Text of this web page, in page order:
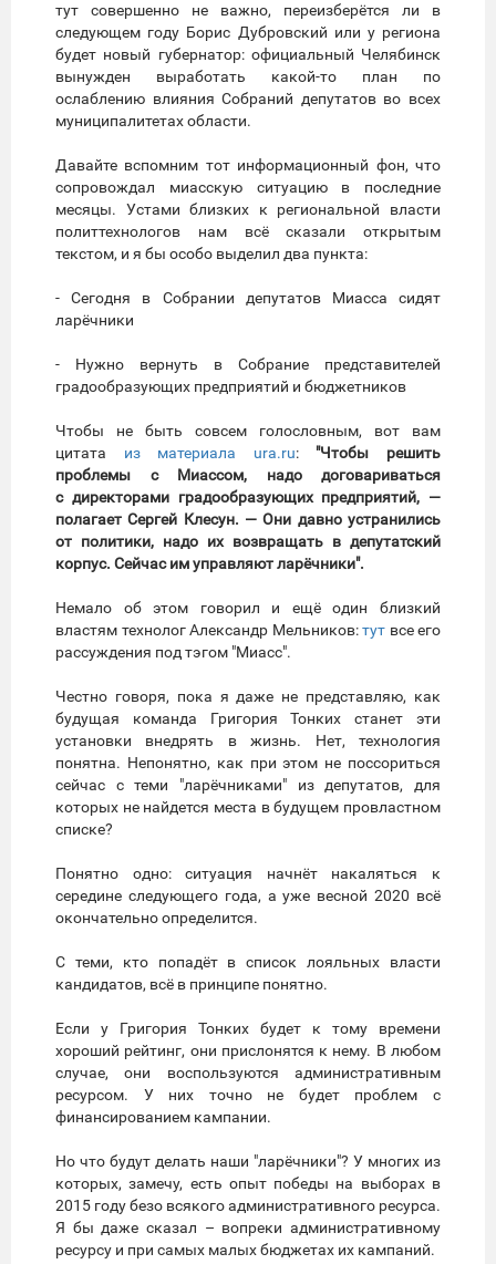
тут совершенно не важно, переизберётся ли в
следующем году Борис Дубровский или у региона
будет новый губернатор: официальный Челябинск
вынужден выработать какой-то план по
ослаблению влияния Собраний депутатов во всех
муниципалитетах области.
Давайте вспомним тот информационный фон, что
сопровождал миасскую ситуацию в последние
месяцы. Устами близких к региональной власти
политтехнологов нам всё сказали открытым
текстом, и я бы особо выделил два пункта:
- Сегодня в Собрании депутатов Миасса сидят
ларёчники
- Нужно вернуть в Собрание представителей
градообразующих предприятий и бюджетников
Чтобы не быть совсем голословным, вот вам
цитата из материала ura.ru: "Чтобы решить
проблемы с Миассом, надо договариваться
с директорами градообразующих предприятий, —
полагает Сергей Клесун. — Они давно устранились
от политики, надо их возвращать в депутатский
корпус. Сейчас им управляют ларёчники".
Немало об этом говорил и ещё один близкий
властям технолог Александр Мельников:тут все его
рассуждения под тэгом "Миасс".
Честно говоря, пока я даже не представляю, как
будущая команда Григория Тонких станет эти
установки внедрять в жизнь. Нет, технология
понятна. Непонятно, как при этом не поссориться
сейчас с теми "ларёчниками" из депутатов, для
которых не найдется места в будущем провластном
списке?
Понятно одно: ситуация начнёт накаляться к
середине следующего года, а уже весной 2020 всё
окончательно определится.
С теми, кто попадёт в список лояльных власти
кандидатов, всё в принципе понятно.
Если у Григория Тонких будет к тому времени
хороший рейтинг, они прислонятся к нему. В любом
случае, они воспользуются административным
ресурсом. У них точно не будет проблем с
финансированием кампании.
Но что будут делать наши "ларёчники"? У многих из
которых, замечу, есть опыт победы на выборах в
2015 году безо всякого административного ресурса.
Я бы даже сказал – вопреки административному
ресурсу и при самых малых бюджетах их кампаний.